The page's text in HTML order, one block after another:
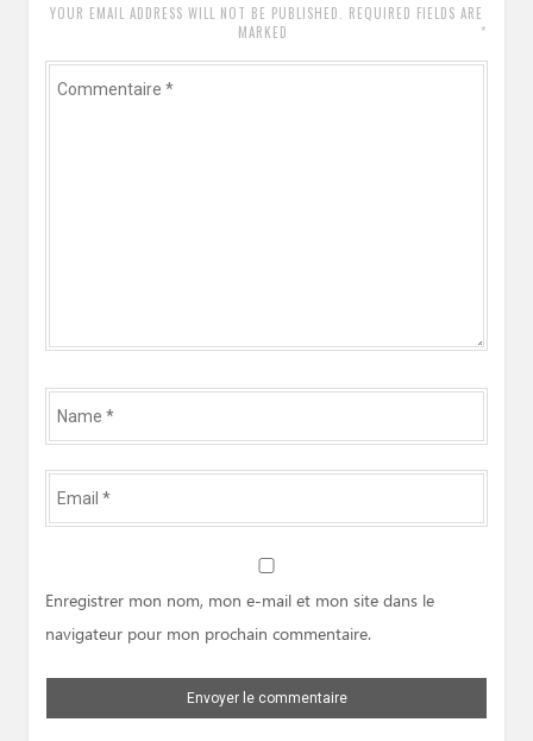
YOUR EMAIL ADDRESS WILL NOT BE PUBLISHED. REQUIRED FIELDS ARE
MARKED
*
Commentaire
Name
*
Email
*
Enregistrer mon nom, mon e-mail et mon site dans le
navigateur pour mon prochain commentaire.